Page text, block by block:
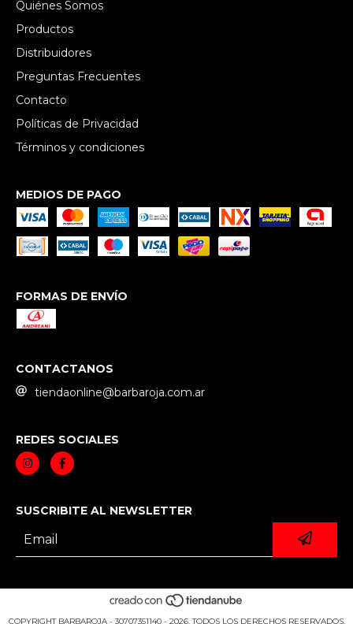
Quiénes Somos
Productos
Distribuidores
Preguntas Frecuentes
Contacto
Políticas de Privacidad
Términos y condiciones
MEDIOS DE PAGO
FORMAS DE ENVÍO
CONTACTANOS
tiendaonline@barbaroja.com.ar
REDES SOCIALES
SUSCRIBITE AL NEWSLETTER
COPYRIGHT BARBAROJA - 30707351140 - 2026. TODOS LOS DERECHOS RESERVADOS.